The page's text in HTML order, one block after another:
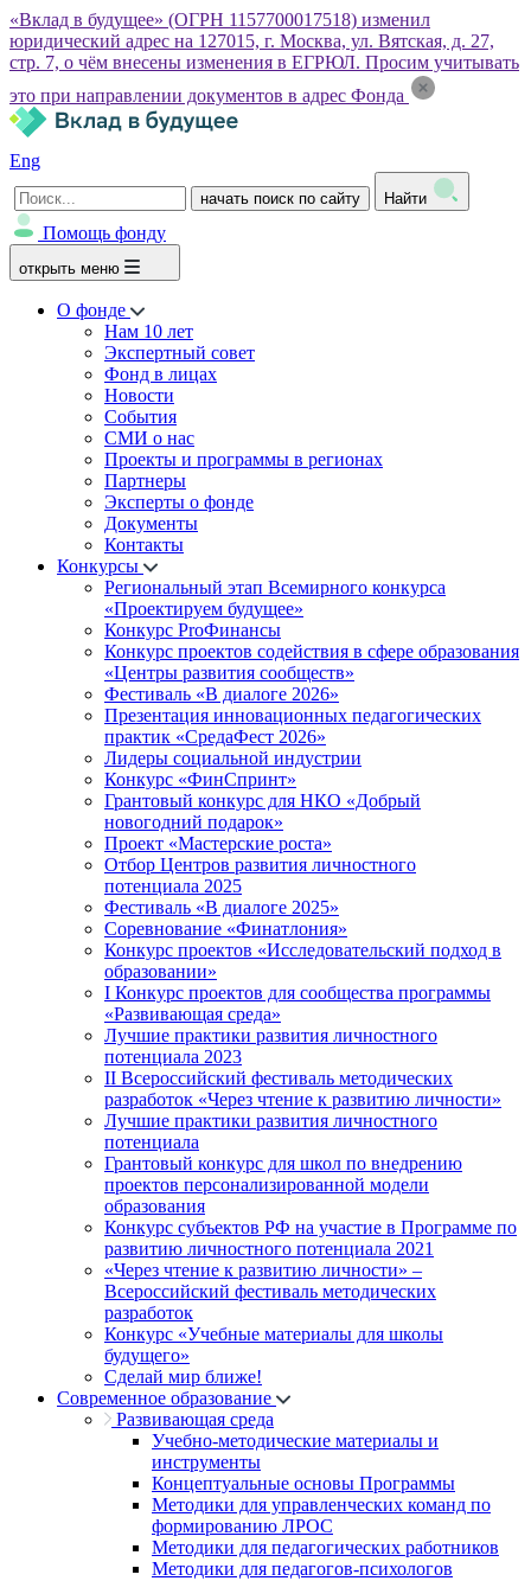
«Вклад в будущее» (ОГРН 1157700017518) изменил
юридический адрес на 127015, г. Москва, ул. Вятская, д. 27,
стр. 7, о чём внесены изменения в ЕГРЮЛ. Просим учитывать
это при направлении документов в адрес Фонда
Eng
начать поиск по сайту Найти
Помощь фонду
открыть меню
О фонде
Нам 10 лет
Экспертный совет
Фонд в лицах
Новости
События
СМИ о нас
Проекты и программы в регионах
Партнеры
Эксперты о фонде
Документы
Контакты
Конкурсы
Региональный этап Всемирного конкурса
«Проектируем будущее»
Конкурс ProФинансы
Конкурс проектов содействия в сфере образования
«Центры развития сообществ»
Фестиваль «В диалоге 2026»
Презентация инновационных педагогических
практик «СредаФест 2026»
Лидеры социальной индустрии
Конкурс «ФинСпринт»
Грантовый конкурс для НКО «Добрый
новогодний подарок»
Проект «Мастерские роста»
Отбор Центров развития личностного
потенциала 2025
Фестиваль «В диалоге 2025»
Соревнование «Финатлония»
Конкурс проектов «Исследовательский подход в
образовании»
I Конкурс проектов для сообщества программы
«Развивающая среда»
Лучшие практики развития личностного
потенциала 2023
II Всероссийский фестиваль методических
разработок «Через чтение к развитию личности»
Лучшие практики развития личностного
потенциала
Грантовый конкурс для школ по внедрению
проектов персонализированной модели
образования
Конкурс субъектов РФ на участие в Программе по
развитию личностного потенциала 2021
«Через чтение к развитию личности» –
Всероссийский фестиваль методических
разработок
Конкурс «Учебные материалы для школы
будущего»
Сделай мир ближе!
Современное образование
Развивающая среда
Учебно-методические материалы и
инструменты
Концептуальные основы Программы
Методики для управленческих команд по
формированию ЛРОС
Методики для педагогических работников
Методики для педагогов-психологов